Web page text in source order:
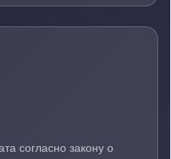
согласно закону о